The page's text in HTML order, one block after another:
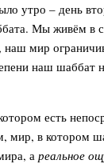
утро – день
Мы живём в
мир
наш шаббат
есть
мир, в котором
ареальное